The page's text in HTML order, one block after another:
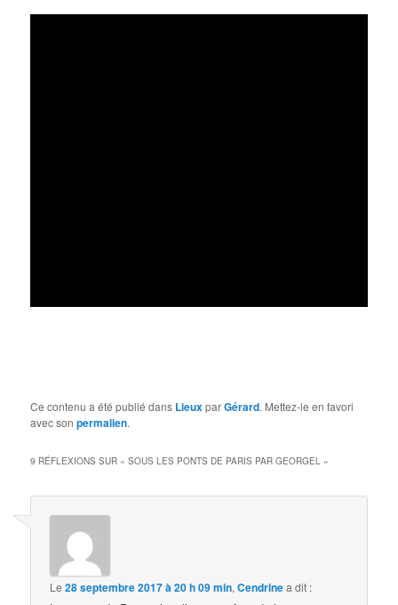
Ce contenu a été publié dans LieuxparGérard. Mettez-le en favori
avec sonpermalien.
9 RÉFLEXIONS SUR «SOUS LES PONTS DE PARIS PAR GEORGEL »
Le28 septembre 2017 à 20 h 09 min,Cendrinea dit :